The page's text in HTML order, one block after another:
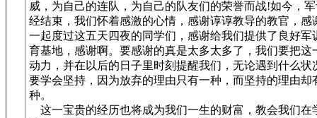
威，为自己的连队，为自己的队友们的荣誉而战!如今，
经结束，我们怀着感激的心情，感谢谆谆教导的教官，感
一起度过这五天四夜的同学们，感谢给我们提供了良好军
育基地，感谢啊。要感谢的真是太多太多了，我们要把这
动力，并在以后的日子里时刻提醒我们，无论遇到什么状
要学会坚持，因为放弃的理由只有一种，而坚持的理由却
种。
这一宝贵的经历也将成为我们一生的财富，教会我们在